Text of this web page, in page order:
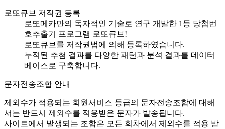
로또큐브 저작권 등록
로또메카만의 독자적인 기술로 연구 개발한 1등 당첨번
호추출기 프로그램 로또큐브!
로또큐브를 저작권법에 의해 등록하였습니다.
누적된 추첨 결과를 다양한 패턴과 분석 결과를 데이터
베이스로 구축합니다.
문자전송조합 안내
제외수가 적용되는 회원서비스 등급의 문자전송조합에 대해
서는 반드시 제외수를 적용받은 문자가 발송됩니다.
사이트에서 발생되는 조합은 모든 회차에서 제외수를 적용 받